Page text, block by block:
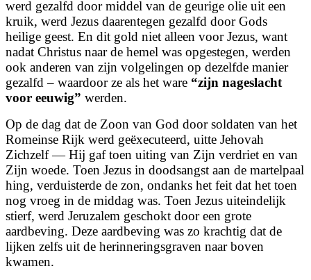
werd gezalfd door middel van de geurige olie uit een
kruik, werd Jezus daarentegen gezalfd door Gods
heilige geest. En dit gold niet alleen voor Jezus, want
nadat Christus naar de hemel was opgestegen, werden
ook anderen van zijn volgelingen op dezelfde manier
gezalfd – waardoor ze als het ware “zijn nageslacht
voor eeuwig” werden.
Op de dag dat de Zoon van God door soldaten van het
Romeinse Rijk werd geëxecuteerd, uitte Jehovah
Zichzelf — Hij gaf toen uiting van Zijn verdriet en van
Zijn woede. Toen Jezus in doodsangst aan de martelpaal
hing, verduisterde de zon, ondanks het feit dat het toen
nog vroeg in de middag was. Toen Jezus uiteindelijk
stierf, werd Jeruzalem geschokt door een grote
aardbeving. Deze aardbeving was zo krachtig dat de
lijken zelfs uit de herinneringsgraven naar boven
kwamen.